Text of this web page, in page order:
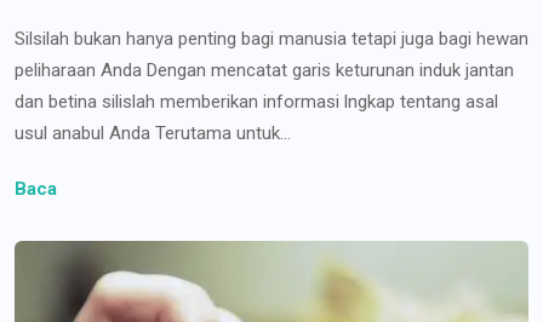
Silsilah bukan hanya penting bagi manusia tetapi juga bagi hewan
peliharaan Anda Dengan mencatat garis keturunan induk jantan
dan betina silislah memberikan informasi lngkap tentang asal
usul anabul Anda Terutama untuk...
Baca